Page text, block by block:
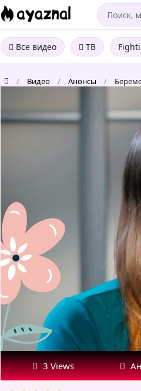
Все видео ТВ
/ Видео / Анонсы /
в
Москва
(15
марта)
3 Views